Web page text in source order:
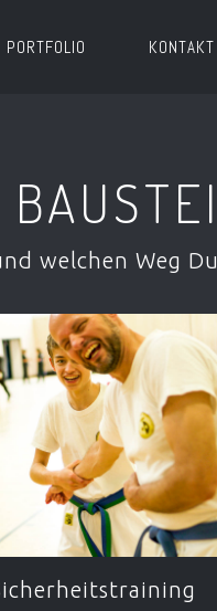
PORTFOLIO KONTAKT
welchen Weg